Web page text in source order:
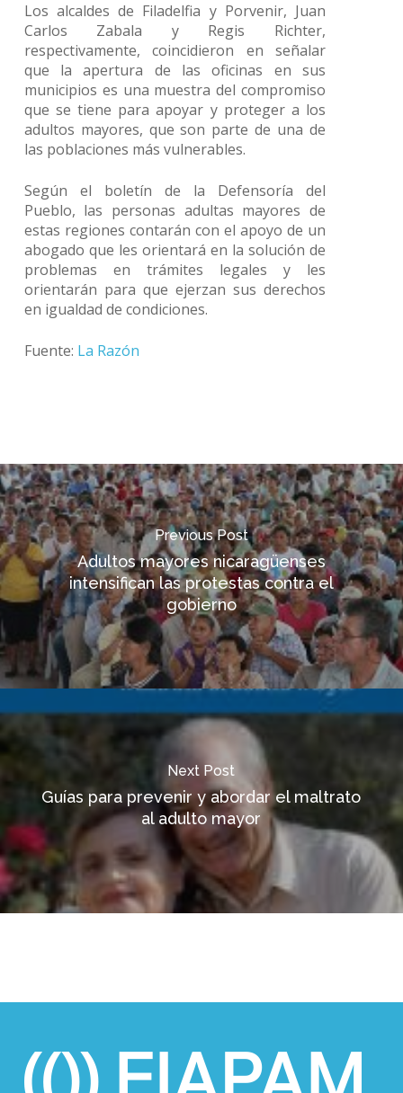
Los alcaldes de Filadelfia y Porvenir, Juan
Carlos Zabala y Regis Richter,
respectivamente, coincidieron en señalar
que la apertura de las oficinas en sus
municipios es una muestra del compromiso
que se tiene para apoyar y proteger a los
adultos mayores, que son parte de una de
las poblaciones más vulnerables.
Según el boletín de la Defensoría del
Pueblo, las personas adultas mayores de
estas regiones contarán con el apoyo de un
abogado que les orientará en la solución de
problemas en trámites legales y les
orientarán para que ejerzan sus derechos
en igualdad de condiciones.
Fuente: La Razón
Previous Post
Adultos mayores nicaragüenses
intensifican las protestas contra el
gobierno
Next Post
Guías para prevenir y abordar el maltrato
al adulto mayor